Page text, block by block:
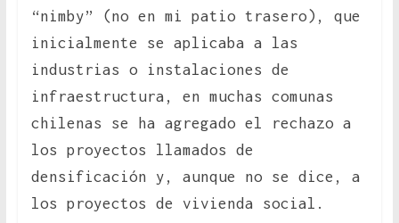
“nimby” (no en mi patio trasero), que
inicialmente se aplicaba a las
industrias o instalaciones de
infraestructura, en muchas comunas
chilenas se ha agregado el rechazo a
los proyectos llamados de
densificación y, aunque no se dice, a
los proyectos de vivienda social.